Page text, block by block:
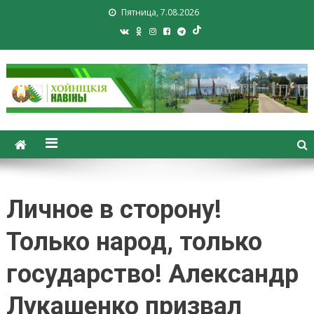
Пятница, 7.08.2026
Хойники. Хойнiцкiя навiны.
Новости Хойник. Районная
Личное в сторону!
Только народ, только
государство! Александр
Лукашенко призвал